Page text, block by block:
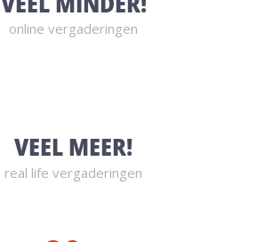
online vergaderingen
VEEL MEER!
real life vergaderingen